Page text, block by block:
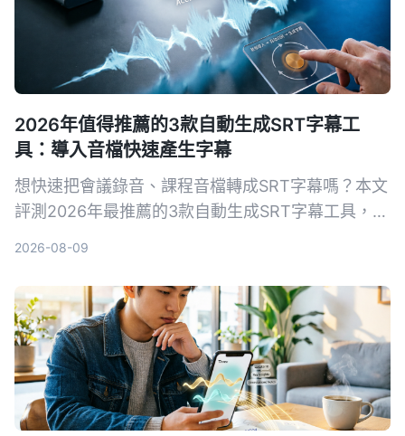
2026年值得推薦的3款自動生成SRT字幕工
具：導入音檔快速產生字幕
想快速把會議錄音、課程音檔轉成SRT字幕嗎？本文
評測2026年最推薦的3款自動生成SRT字幕工具，並
2026-08-09